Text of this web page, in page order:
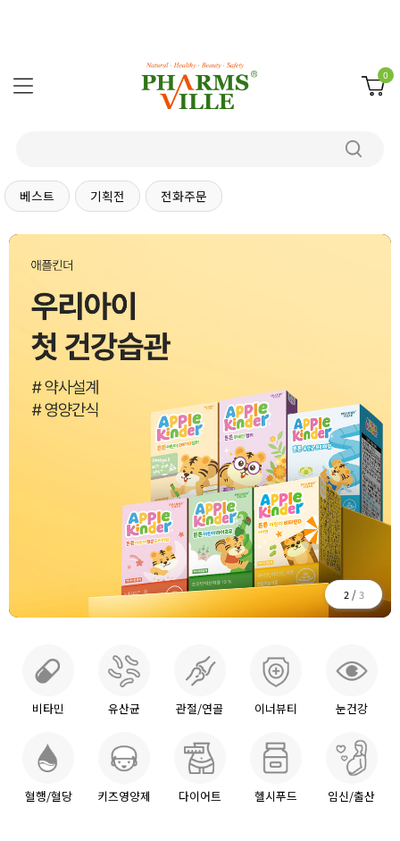
0
베스트 기획전 전화주문
2/3
비타민 유산균 관절/연골 이너뷰티 눈건강
혈행/혈당 키즈영양제 다이어트 헬시푸드 임신/출산